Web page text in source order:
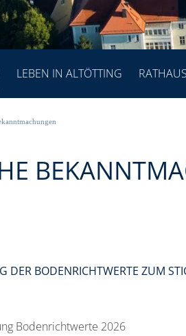
LEBEN IN ALTÖTTING RATHAUS
DER BODENRICHTWERTE ZUM
Bodenrichtwerte 2026